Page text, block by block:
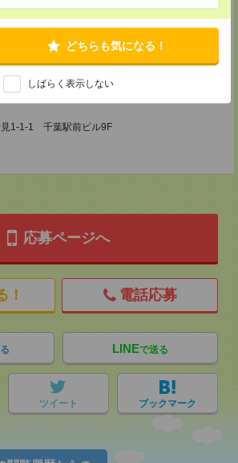
どちらも気になる！
しばらく表示しない
ビル5F
見1-1-1 千葉駅前ビル9F
応募ページへ
！ 電話応募
LINEで送る
ツイート ブックマーク